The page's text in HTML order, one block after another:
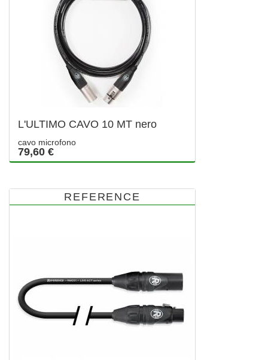
L'ULTIMO CAVO 10 MT nero
cavo microfono
79,60 €
REFERENCE